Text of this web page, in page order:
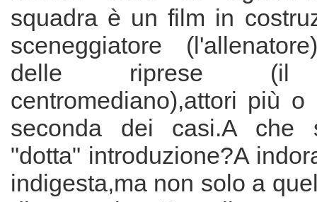
squadra è un film in
sceneggiatore
delle riprese (il
centromediano),attori più
seconda dei casi.A che
"dotta" introduzione?A
indigesta,ma non solo a